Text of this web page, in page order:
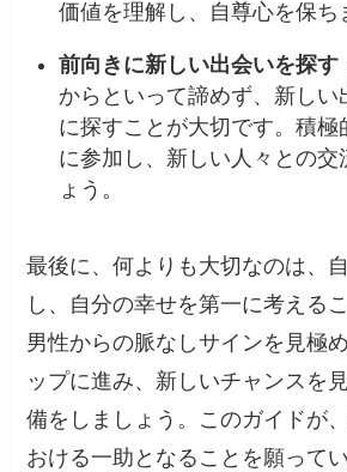
価値を理解し、自尊心を保ち
前向きに新しい出会いを探す
からといって諦めず、新しい
に探すことが大切です。積極
に参加し、新しい人々との交
ょう。
最後に、何よりも大切なのは、
し、自分の幸せを第一に考える
男性からの脈なしサインを見極
ップに進み、新しいチャンスを
備をしましょう。このガイドが
おける一助となることを願ってい